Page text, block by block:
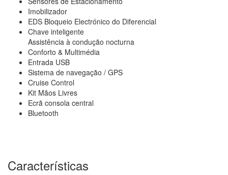
Imobilizador
EDS Bloqueio Electrónico do Diferencial
Chave inteligente
Assistência à condução nocturna
Conforto & Multimédia
Entrada USB
Sistema de navegação / GPS
Cruise Control
Kit Mãos Livres
Ecrã consola central
Bluetooth
Características